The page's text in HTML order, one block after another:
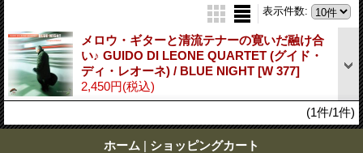
表示件数:
メロウ・ギターと清流テナーの寛いだ融け合
い♪ GUIDO DI LEONE QUARTET (グイド・
ディ・レオーネ) / BLUE NIGHT [W 377]
2,450円(税込)
(1件/1件)
ホーム | ショッピングカート